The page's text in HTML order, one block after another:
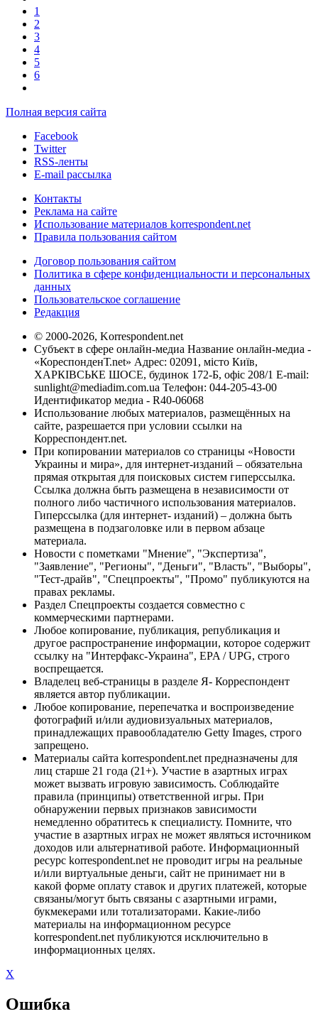
1
2
3
4
5
6
Полная версия сайта
Facebook
Twitter
RSS-ленты
E-mail рассылка
Контакты
Реклама на сайте
Использование материалов korrespondent.net
Правила пользования сайтом
Договор пользования сайтом
Политика в сфере конфиденциальности и персональных
данных
Пользовательское соглашение
Редакция
© 2000-2026, Korrespondent.net
Субъект в сфере онлайн-медиа Название онлайн-медиа -
«КореспонденТ.net» Адрес: 02091, місто Київ,
ХАРКІВСЬКЕ ШОСЕ, будинок 172-Б, офіс 208/1 E-mail:
sunlight@mediadim.com.ua Телефон: 044-205-43-00
Идентификатор медиа - R40-06068
Использование любых материалов, размещённых на
сайте, разрешается при условии ссылки на
Корреспондент.net.
При копировании материалов со страницы «Новости
Украины и мира», для интернет-изданий – обязательна
прямая открытая для поисковых систем гиперссылка.
Ссылка должна быть размещена в независимости от
полного либо частичного использования материалов.
Гиперссылка (для интернет- изданий) – должна быть
размещена в подзаголовке или в первом абзаце
материала.
Новости с пометками "Мнение", "Экспертиза",
"Заявление", "Регионы", "Деньги", "Власть", "Выборы",
"Тест-драйв", "Спецпроекты", "Промо" публикуются на
правах рекламы.
Раздел Спецпроекты создается совместно с
коммерческими партнерами.
Любое копирование, публикация, републикация и
другое распространение информации, которое содержит
ссылку на "Интерфакс-Украина", EPA / UPG, строго
воспрещается.
Владелец веб-страницы в разделе Я- Корреспондент
является автор публикации.
Любое копирование, перепечатка и воспроизведение
фотографий и/или аудиовизуальных материалов,
принадлежащих правообладателю Getty Images, строго
запрещено.
Материалы сайта korrespondent.net предназначены для
лиц старше 21 года (21+). Участие в азартных играх
может вызвать игровую зависимость. Соблюдайте
правила (принципы) ответственной игры. При
обнаружении первых признаков зависимости
немедленно обратитесь к специалисту. Помните, что
участие в азартных играх не может являться источником
доходов или альтернативой работе. Информационный
ресурс korrespondent.net не проводит игры на реальные
и/или виртуальные деньги, сайт не принимает ни в
какой форме оплату ставок и других платежей, которые
связаны/могут быть связаны с азартными играми,
букмекерами или тотализаторами. Какие-либо
материалы на информационном ресурсе
korrespondent.net публикуются исключительно в
информационных целях.
X
Ошибка